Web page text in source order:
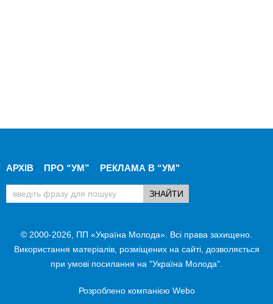
АРХІВ ПРО “УМ” РЕКЛАМА В “УМ"
© 2000-2026, ПП «Україна Молода». Всі права захищено.
Використання матеріалів, розміщених на сайті, дозволяється
при умові посилання на "Україна Молода".
Розроблено компанією Webo